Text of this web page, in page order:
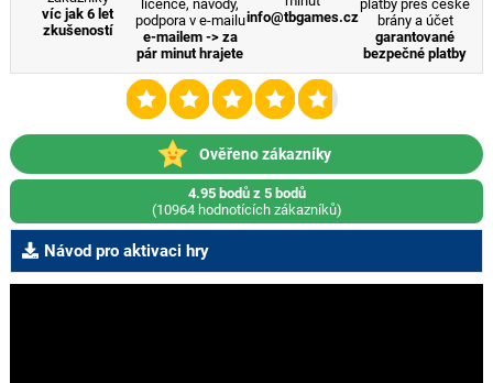
víc jak 6 let
zkušeností
licence, návody,
podpora v e-mailu
e-mailem -> za
pár minut hrajete
info@tbgames.cz
platby přes české
brány a účet
garantované
bezpečné platby
Ověřeno zákazníky
4.95 bodů z 5 bodů
(10964 hodnotících zákazníků)
Návod pro aktivaci hry